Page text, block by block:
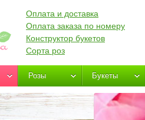
Оплата и доставка
Оплата заказа по номеру
Конструктор букетов
Сорта роз
Розы Букеты